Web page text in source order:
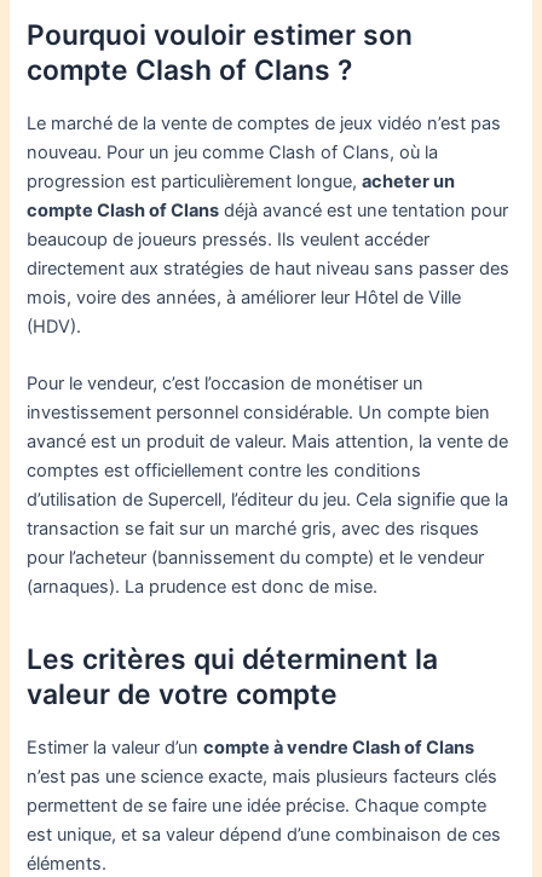
Pourquoi vouloir estimer son
compte Clash of Clans ?
Le marché de la vente de comptes de jeux vidéo n’est pas
nouveau. Pour un jeu comme Clash of Clans, où la
progression est particulièrement longue,acheter un
compte Clash of Clans déjà avancé est une tentation pour
beaucoup de joueurs pressés. Ils veulent accéder
directement aux stratégies de haut niveau sans passer des
mois, voire des années, à améliorer leur Hôtel de Ville
(HDV).
Pour le vendeur, c’est l’occasion de monétiser un
investissement personnel considérable. Un compte bien
avancé est un produit de valeur. Mais attention, la vente de
comptes est officiellement contre les conditions
d’utilisation de Supercell, l’éditeur du jeu. Cela signifie que la
transaction se fait sur un marché gris, avec des risques
pour l’acheteur (bannissement du compte) et le vendeur
(arnaques). La prudence est donc de mise.
Les critères qui déterminent la
valeur de votre compte
Estimer la valeur d’uncompte à vendre Clash of Clans
n’est pas une science exacte, mais plusieurs facteurs clés
permettent de se faire une idée précise. Chaque compte
est unique, et sa valeur dépend d’une combinaison de ces
éléments.